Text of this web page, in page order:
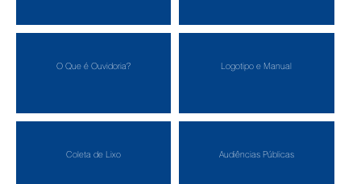
O Que é Ouvidoria? Logotipo e Manual
Coleta de Lixo Audiências Públicas